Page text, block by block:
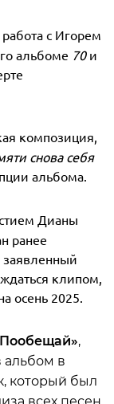
с Игорем
альбоме 70и
композиция,
снова себя
альбома.
Дианы
ранее
заявленный
клипом,
осень 2025.
,
альбом в
который был